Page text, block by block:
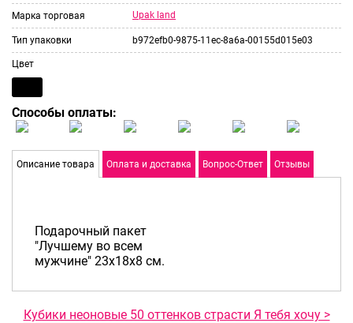
Марка торговая Upak land
Тип упаковки b972efb0-9875-11ec-8a6a-00155d015e03
Цвет
Способы оплаты:
Описание товара Оплата и доставка Вопрос-Ответ Отзывы
Подарочный пакет
"Лучшему во всем
мужчине" 23х18х8 см.
Кубики неоновые 50 оттенков страсти Я тебя хочу >